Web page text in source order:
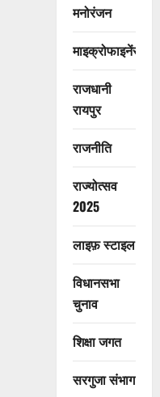
मनोरंजन
माइक्रोफाइनेंस
राजधानी
रायपुर
राजनीति
राज्योत्सव
2025
लाइफ़ स्टाइल
विधानसभा
चुनाव
शिक्षा जगत
सरगुजा संभाग